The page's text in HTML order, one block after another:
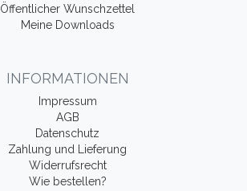
Öffentlicher Wunschzettel
Meine Downloads
INFORMATIONEN
Impressum
AGB
Datenschutz
Zahlung und Lieferung
Widerrufsrecht
Wie bestellen?